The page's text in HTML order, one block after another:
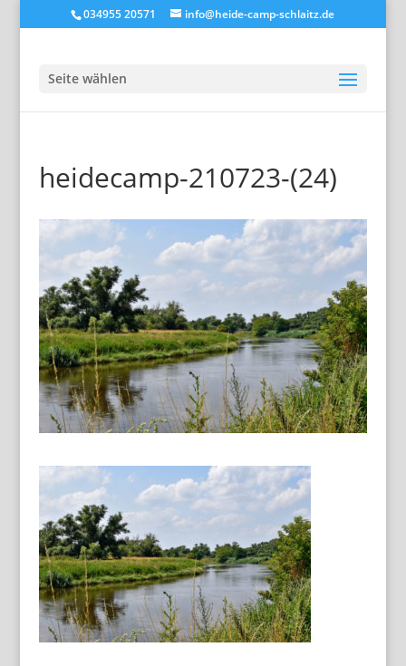
034955 20571 info@heide-camp-schlaitz.de
Seite wählen
heidecamp-210723-(24)